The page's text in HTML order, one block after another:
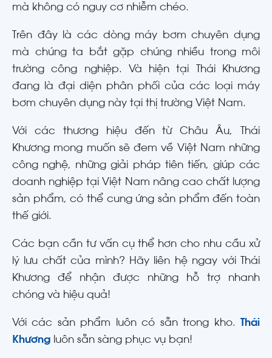
mà không có nguy cơ nhiễm chéo.
Trên đây là các dòng máy bơm chuyên dụng
mà chúng ta bắt gặp chúng nhiều trong môi
trường công nghiệp. Và hiện tại Thái Khương
đang là đại diện phân phối của các loại máy
bơm chuyên dụng này tại thị trường Việt Nam.
Với các thương hiệu đến từ Châu Âu, Thái
Khương mong muốn sẽ đem về Việt Nam những
công nghệ, những giải pháp tiên tiến, giúp các
doanh nghiệp tại Việt Nam nâng cao chất lượng
sản phẩm, có thể cung ứng sản phẩm đến toàn
thế giới.
Các bạn cần tư vấn cụ thể hơn cho nhu cầu xử
lý lưu chất của mình? Hãy liên hệ ngay với Thái
Khương để nhận được những hỗ trợ nhanh
chóng và hiệu quả!
Với các sản phẩm luôn có sẵn trong kho.
Thái
Khương luôn sẵn sàng phục vụ bạn!